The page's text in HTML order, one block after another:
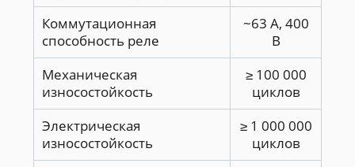
Коммутационная
способность реле
~63 А, 400
В
Механическая
износостойкость
≥ 100 000
циклов
Электрическая
износостойкость
≥ 1 000 000
циклов